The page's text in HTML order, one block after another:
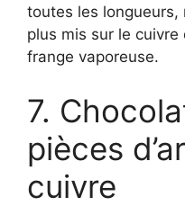
toutes les longueurs,
plus mis sur le
frange vaporeuse.
7.
pièces
cuivre